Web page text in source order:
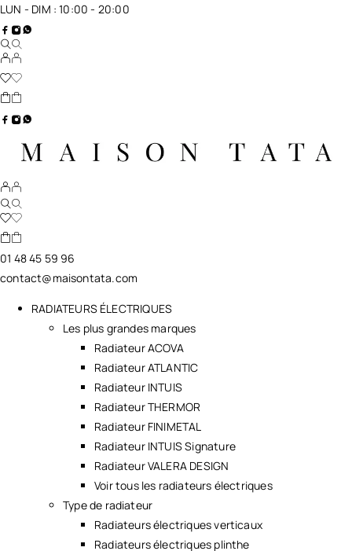
LUN - DIM : 10:00 - 20:00
01 48 45 59 96
contact@maisontata.com
RADIATEURS ÉLECTRIQUES
Les plus grandes marques
Radiateur ACOVA
Radiateur ATLANTIC
Radiateur INTUIS
Radiateur THERMOR
Radiateur FINIMETAL
Radiateur INTUIS Signature
Radiateur VALERA DESIGN
Voir tous les radiateurs électriques
Type de radiateur
Radiateurs électriques verticaux
Radiateurs électriques plinthe